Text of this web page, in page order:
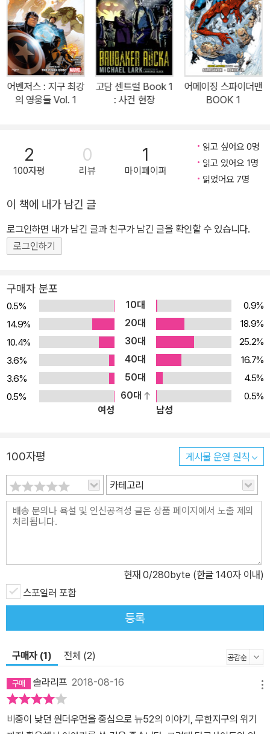
격적인 대단원. 여기에 인기 일러스트레이터 제이슨 파복과 프랜시스
마나풀이 가세했다. 거대 DC 이벤트의 결말이기도 한 <저스티스 리
그: 다크사이드 PART 2> 에는 저스티스 리그 #45-50, 저스티스
리그: 다크사이드 스페셜 #1이 수록되었다.*함께 읽으면 좋은 책<뉴
52! 저스티스 리그 1-7권> <저스티스 리그: 트리니티 워> <포에버
이블> <저스티스 리그 위대한 승리> <시크릿 오리진스 1-2권> *뉴
*뉴 52! 저스티스 리그 시리즈 수록 내용<저스티스 리그 1권> 저스
티스 리그 #1-6<저스티스 리그 2권> 저스티스 리그 #7-12<저스티
스 리그 3권> 저스티스 리그 #13-17, 아쿠아맨 #15-16<저스티스
티 워> 저스티스 리그 #22-23, 저스티스 리그 다크 #22-23, 저스티
스 리그 오브 아메리카 #6-7, 죄악의 트리니티: 판도라 #1-3, 콘스탄
틴 #5, 죄악의 트리니티: 팬텀 스트레인저 #11, 뉴 52 프리 코믹북 데
30-39<저스티스 리그 7권> 저스티스 리그 #40-44, DC 스닉픽:
저스티스 리그 #1 <저스티스 리그 8권> 저스티스 리그 #45-50, 저
스티스 리그: 다크사이드 스페셜 #1
어벤저스 : 지구 최강
의 영웅들 Vol. 1
고담 센트럴 Book 1
: 사건 현장
어메이징 스파이더맨
BOOK 1
2
100자평
0
리뷰
1
마이페이퍼
읽고 싶어요 0명
읽고 있어요 1명
읽었어요 7명
이 책에 내가 남긴 글
로그인하면 내가 남긴 글과 친구가 남긴 글을 확인할 수 있습니다.
로그인하기
구매자 분포
0.5% 10대
0.9%
14.9%
20대
18.9%
10.4%
30대
25.2%
3.6%
40대
16.7%
3.6%
50대
4.5%
0.5%
60대
0.5%
여성
남성
100자평 게시물 운영 원칙
카테고리
현재 0/280byte (한글 140자 이내)
스포일러 포함
등록
구매자 (1) 전체 (2)
솔라리프 2018-08-16
비중이 낮던 원더우먼을 중심으로 뉴52의 이야기, 무한지구의 위기